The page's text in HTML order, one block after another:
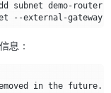
息：